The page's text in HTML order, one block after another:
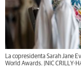
La copresidenta Sarah Jane
World Awards. |NIC CRILLY-